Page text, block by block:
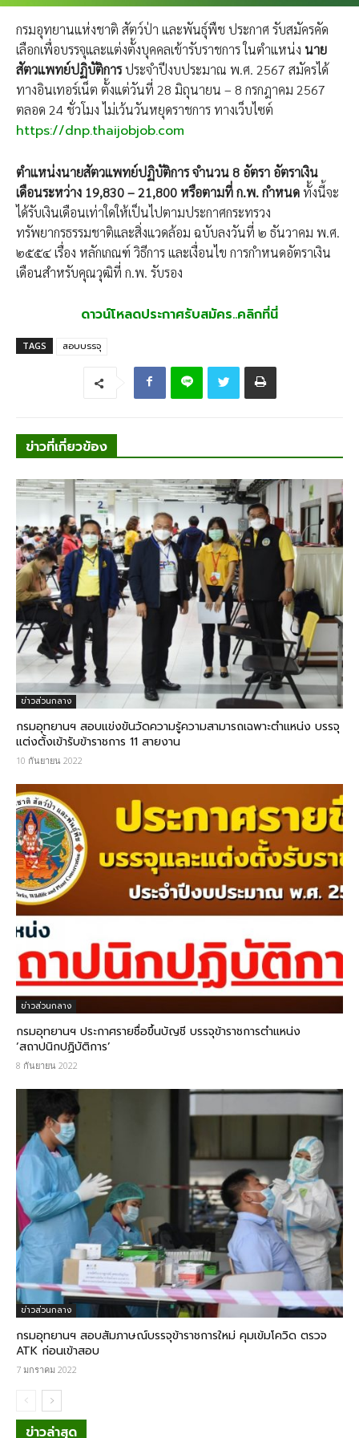
กรมอุทยานแห่งชาติ สัตว์ป่า และพันธุ์พืช ประกาศ รับสมัครคัด
เลือกเพื่อบรรจุและแต่งตั้งบุคคลเข้ารับราชการ ในตำแหน่ง นาย
สัตวแพทย์ปฏิบัติการประจำปีงบประมาณ พ.ศ. 2567 สมัครได้
ทางอินเทอร์เน็ต ตั้งแต่วันที่ 28 มิถุนายน – 8 กรกฎาคม 2567
ตลอด 24 ชั่วโมง ไม่เว้นวันหยุดราชการ ทางเว็บไซต์
https://dnp.thaijobjob.com
ตำแหน่งนายสัตวแพทย์ปฏิบัติการ จำนวน 8 อัตรา อัตราเงิน
เดือนระหว่าง 19,830 – 21,800 หรือตามที่ ก.พ. กำหนด ทั้งนี้จะ
ได้รับเงินเดือนเท่าใดให้เป็นไปตามประกาศกระทรวง
ทรัพยากรธรรมชาติและสิ่งแวดล้อม ฉบับลงวันที่ ๒ ธันวาคม พ.ศ.
๒๕๕๔ เรื่อง หลักเกณฑ์ วิธีการ และเงื่อนไข การกำหนดอัตราเงิน
เดือนสำหรับคุณวุฒิที่ ก.พ. รับรอง
ดาวน์โหลดประกาศรับสมัคร..คลิกที่นี่
TAGS สอบบรรจุ
ข่าวที่เกี่ยวข้อง
ข่าวส่วนกลาง
กรมอุทยานฯ สอบแข่งขันวัดความรู้ความสามารถเฉพาะตำแหน่ง บรรจุ
แต่งตั้งเข้ารับข้าราชการ 11 สายงาน
10 กันยายน 2022
ข่าวส่วนกลาง
กรมอุทยานฯ ประกาศรายชื่อขึ้นบัญชี บรรจุข้าราชการตำแหน่ง
‘สถาปนิกปฏิบัติการ’
8 กันยายน 2022
ข่าวส่วนกลาง
กรมอุทยานฯ สอบสัมภาษณ์บรรจุข้าราชการใหม่ คุมเข้มโควิด ตรวจ
ATK ก่อนเข้าสอบ
7 มกราคม 2022
ข่าวล่าสุด